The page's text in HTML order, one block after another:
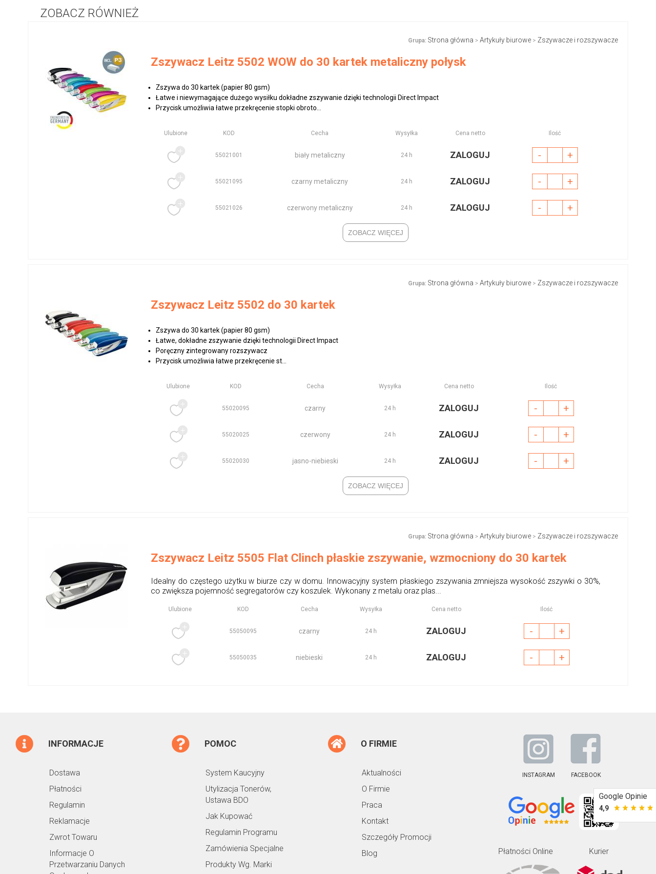
ZOBACZ RÓWNIEŻ
Grupa: Strona główna > Artykuły biurowe > Zszywacze i rozszywacze
Zszywacz Leitz 5502 WOW do 30 kartek metaliczny połysk
Zszywa do 30 kartek (papier 80 gsm)
Łatwe i niewymagające dużego wysiłku dokładne zszywanie dzięki technologii Direct Impact
Przycisk umożliwia łatwe przekręcenie stopki obroto...
Ulubione KOD Cecha Wysyłka Cena netto Ilość
55021001 biały metaliczny 24 h ZALOGUJ - +
55021095 czarny metaliczny 24 h ZALOGUJ - +
55021026 czerwony metaliczny 24 h ZALOGUJ - +
ZOBACZ WIĘCEJ
Grupa: Strona główna > Artykuły biurowe > Zszywacze i rozszywacze
Zszywacz Leitz 5502 do 30 kartek
Zszywa do 30 kartek (papier 80 gsm)
Łatwe, dokładne zszywanie dzięki technologii Direct Impact
Poręczny zintegrowany rozszywacz
Przycisk umożliwia łatwe przekręcenie st...
Ulubione KOD Cecha Wysyłka Cena netto Ilość
55020095 czarny 24 h ZALOGUJ - +
55020025 czerwony 24 h ZALOGUJ - +
55020030 jasno-niebieski 24 h ZALOGUJ - +
ZOBACZ WIĘCEJ
Grupa: Strona główna > Artykuły biurowe > Zszywacze i rozszywacze
Zszywacz Leitz 5505 Flat Clinch płaskie zszywanie, wzmocniony do 30 kartek
Idealny do częstego użytku w biurze czy w domu. Innowacyjny system płaskiego zszywania zmniejsza wysokość zszywki o 30%,
co zwiększa pojemność segregatorów czy koszulek. Wykonany z metalu oraz plas...
Ulubione KOD Cecha Wysyłka Cena netto Ilość
55050095 czarny 24 h ZALOGUJ - +
55050035 niebieski 24 h ZALOGUJ - +
INFORMACJE
Dostawa
Płatności
Regulamin
Reklamacje
Zwrot Towaru
Informacje O
Przetwarzaniu Danych
POMOC
System Kaucyjny
Utylizacja Tonerów,
Ustawa BDO
Jak Kupować
Regulamin Programu
Zamówienia Specjalne
Produkty Wg. Marki
O FIRMIE
Aktualności
O Firmie
Praca
Kontakt
Szczegóły Promocji
Blog
INSTAGRAM FACEBOOK
Płatności Online Kurier
Google Opinie
4,9